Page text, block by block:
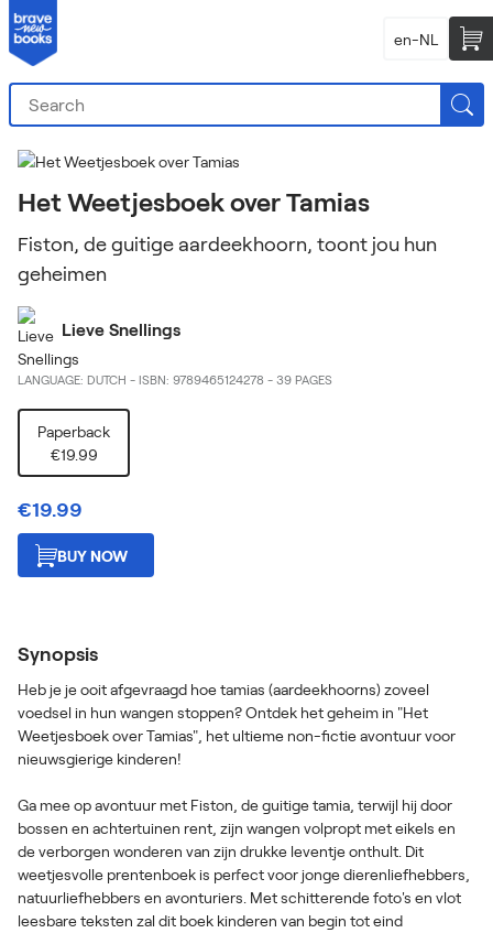
en-NL
Het Weetjesboek over Tamias
Fiston, de guitige aardeekhoorn, toont jou hun
geheimen
Lieve Snellings
LANGUAGE: DUTCH - ISBN: 9789465124278 - 39 PAGES
Paperback
€19.99
€19.99
BUY NOW
Synopsis
Heb je je ooit afgevraagd hoe tamias (aardeekhoorns) zoveel
voedsel in hun wangen stoppen? Ontdek het geheim in "Het
Weetjesboek over Tamias", het ultieme non-fictie avontuur voor
nieuwsgierige kinderen!
Ga mee op avontuur met Fiston, de guitige tamia, terwijl hij door
bossen en achtertuinen rent, zijn wangen volpropt met eikels en
de verborgen wonderen van zijn drukke leventje onthult. Dit
weetjesvolle prentenboek is perfect voor jonge dierenliefhebbers,
natuurliefhebbers en avonturiers. Met schitterende foto's en vlot
leesbare teksten zal dit boek kinderen van begin tot eind